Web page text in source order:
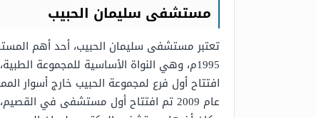
مستشفى سليمان الحبيب
تعتبر مستشفى سليمان الحبيب، أحد أهم
افتتاح أول فرع لمجموعة الحبيب خارج أسوار